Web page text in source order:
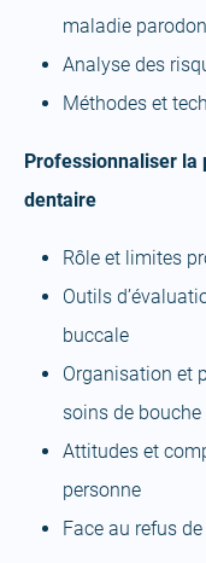
maladie
Analyse des
Méthodes et
Professionnaliser la
dentaire
Rôle et limites
Outils
buccale
Organisation et
soins de
Attitudes et
personne
Face au refus